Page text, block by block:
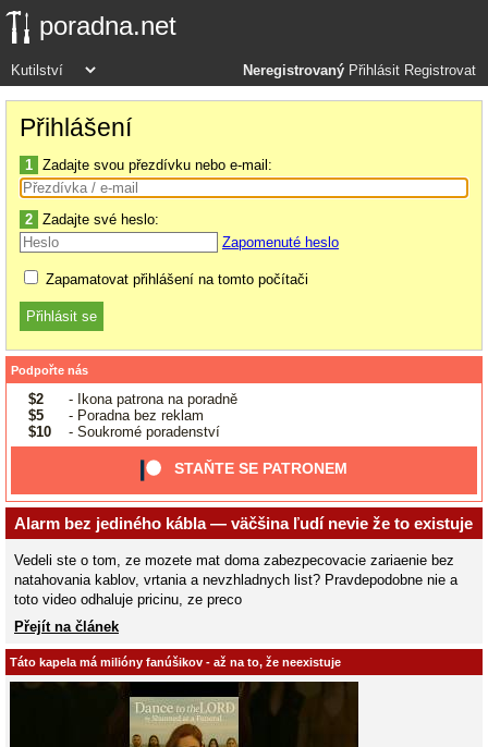
poradna.net
Neregistrovaný Přihlásit Registrovat
Přihlášení
1 Zadajte svou přezdívku nebo e-mail:
2 Zadajte své heslo:
Zapomenuté heslo
Zapamatovat přihlášení na tomto počítači
Podpořte nás
$2
- Ikona patrona na poradně
$5
- Poradna bez reklam
$10
- Soukromé poradenství
STAŇTE SE PATRONEM
Alarm bez jediného kábla — väčšina ľudí nevie že to existuje
Vedeli ste o tom, ze mozete mat doma zabezpecovacie zariaenie bez
natahovania kablov, vrtania a nevzhladnych list? Pravdepodobne nie a
toto video odhaluje pricinu, ze preco
Přejít na článek
Táto kapela má milióny fanúšikov - až na to, že neexistuje